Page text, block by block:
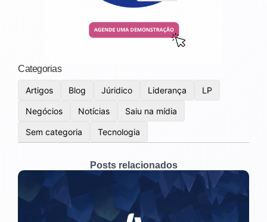
Categorias
Artigos Blog Júridico Liderança LP
Negócios Notícias Saiu na mídia
Sem categoria Tecnologia
Posts relacionados